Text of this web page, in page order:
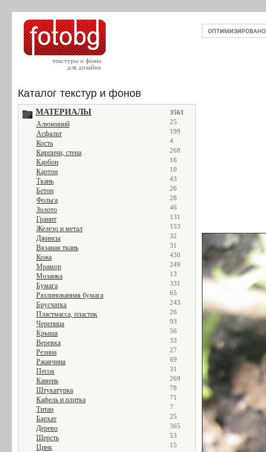
текстуры и фоны
для дизайна
Каталог текстур и фонов
МАТЕРИАЛЫ 3561
Алюминий 25
Асфальт 199
Кость 4
Кирпичи, стена 268
Карбон 16
Картон 10
Ткань 43
Бетон 26
Фольга 28
Золото 46
Гранит 131
Железо и метал 153
Джинсы 32
Вязаная ткань 31
Кожа 430
Мрамор 249
Мозаика 13
Бумага 331
Разлинованная бумага 65
Брусчатка 243
Пластмасса, пластик 26
Черепица 93
Крыша 56
Веревка 33
Резина 27
Ржавчина 69
Песок 31
Камень 269
Штукатурка 78
Кафель и плитка 71
Титан 7
Бархат 25
Дерево 365
Шерсть 53
Цинк 15